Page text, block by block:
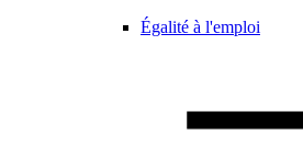
Égalité à l'emploi